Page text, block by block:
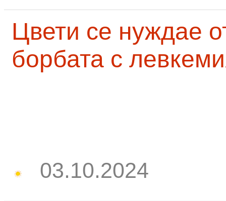
Цвети се нуждае
борбата с
03.10.2024